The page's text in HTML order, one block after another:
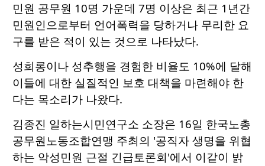
민원 공무원 10명 가운데 7명 이상은 최근 1년간
민원인으로부터 언어폭력을 당하거나 무리한 요
구를 받은 적이 있는 것으로 나타났다.
성희롱이나 성추행을 경험한 비율도 10%에 달해
이들에 대한 실질적인 보호 대책을 마련해야 한
다는 목소리가 나왔다.
김종진 일하는시민연구소 소장은 16일 한국노총
공무원노동조합연맹 주최의 '공직자 생명을 위협
하는 악성민원 근절 긴급토론회'에서 이같이 밝